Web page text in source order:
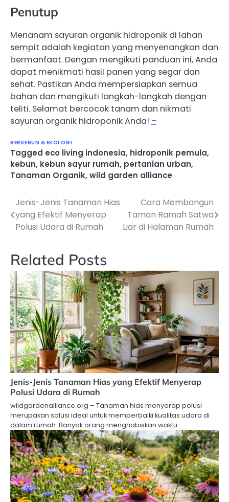
Penutup
Menanam sayuran organik hidroponik di lahan
sempit adalah kegiatan yang menyenangkan dan
bermanfaat. Dengan mengikuti panduan ini, Anda
dapat menikmati hasil panen yang segar dan
sehat. Pastikan Anda mempersiapkan semua
bahan dan mengikuti langkah-langkah dengan
teliti. Selamat bercocok tanam dan nikmati
sayuran organik hidroponik Anda! –
BERKEBUN & EKOLOGI
Tagged eco living indonesia, hidroponik pemula,
kebun, kebun sayur rumah, pertanian urban,
Tanaman Organik, wild garden alliance
Navigasi
pos
Jenis-Jenis Tanaman Hias
yang Efektif Menyerap
Polusi Udara di Rumah
Cara Membangun
Taman Ramah Satwa
Liar di Halaman Rumah
Related Posts
Jenis-Jenis Tanaman Hias yang Efektif Menyerap
Polusi Udara di Rumah
wildgardenalliance.org – Tanaman hias menyerap polusi
merupakan solusi ideal untuk memperbaiki kualitas udara di
dalam rumah. Banyak orang menghabiskan waktu…